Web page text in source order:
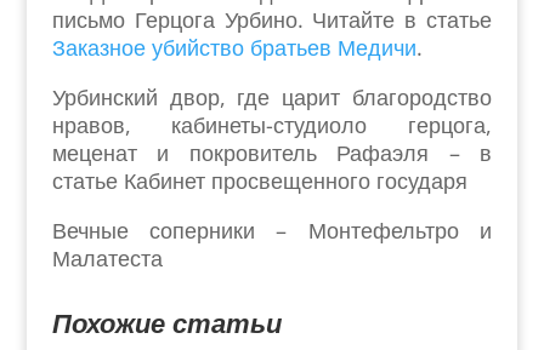
письмо Герцога Урбино. Читайте в статье
Заказное убийство братьев Медичи.
Урбинский двор, где царит благородство
нравов, кабинеты-студиоло герцога,
меценат и покровитель Рафаэля – в
статье Кабинет просвещенного государя
Вечные соперники – Монтефельтро и
Малатеста
Похожие статьи